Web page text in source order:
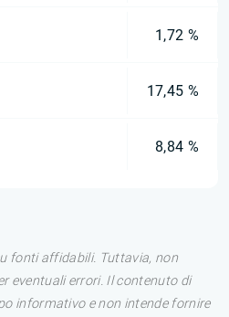
1,72 %
17,45 %
8,84 %
fonti affidabili. Tuttavia, non
eventuali errori. Il contenuto di
informativo e non intende fornire